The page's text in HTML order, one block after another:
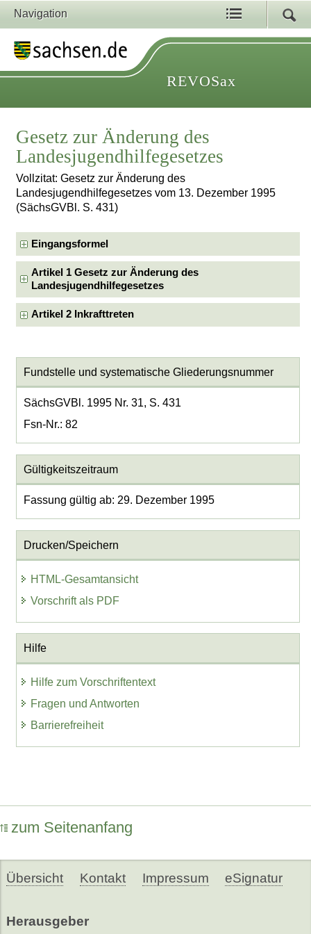
Navigation
REVOSax
Gesetz zur Änderung des
Landesjugendhilfegesetzes
Vollzitat: Gesetz zur Änderung des
Landesjugendhilfegesetzes vom 13. Dezember 1995
(SächsGVBl. S. 431)
Eingangsformel
Artikel 1 Gesetz zur Änderung des
Landesjugendhilfegesetzes
Artikel 2 Inkrafttreten
Fundstelle und systematische Gliederungsnummer
SächsGVBl. 1995 Nr. 31, S. 431
Fsn-Nr.: 82
Gültigkeitszeitraum
Fassung gültig ab: 29. Dezember 1995
Drucken/Speichern
HTML-Gesamtansicht
Vorschrift als PDF
Hilfe
Hilfe zum Vorschriftentext
Fragen und Antworten
Barrierefreiheit
zum Seitenanfang
Übersicht Kontakt Impressum eSignatur
Herausgeber